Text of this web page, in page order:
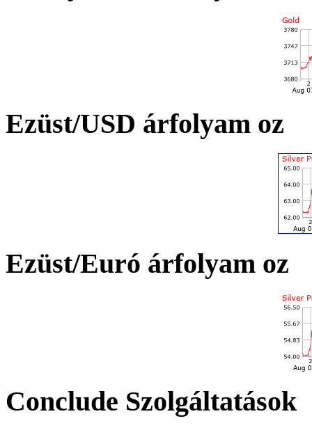
Ezüst/USD árfolyam oz
Ezüst/Euró árfolyam oz
Conclude Szolgáltatások